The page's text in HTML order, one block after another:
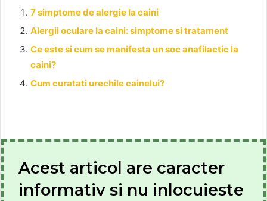
7 simptome de alergie la caini
Alergii oculare la caini: simptome si tratament
Ce este si cum se manifesta un soc anafilactic la
caini?
Cum curatati urechile cainelui?
Acest articol are caracter
informativ si nu inlocuieste